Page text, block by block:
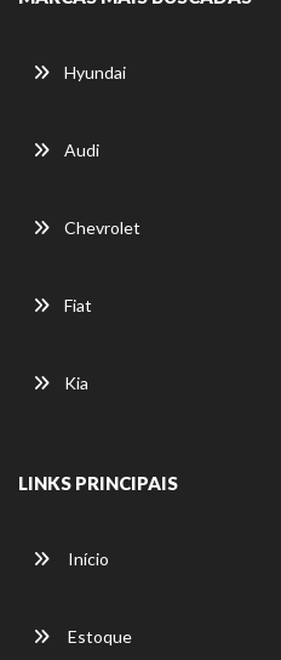
Hyundai
Audi
Chevrolet
Fiat
Kia
LINKS PRINCIPAIS
Início
Estoque